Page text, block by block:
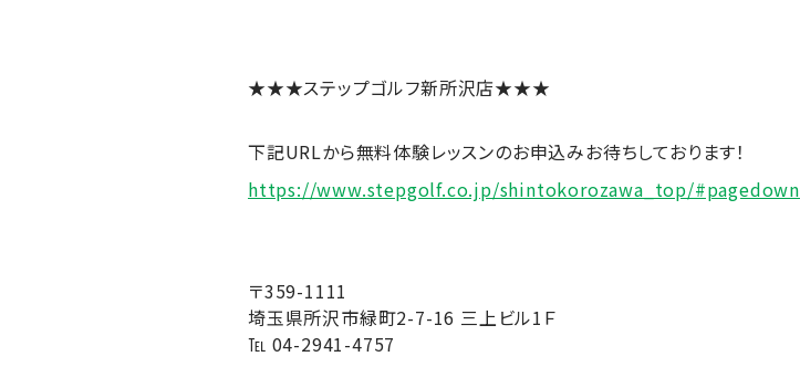
★★★ステップゴルフ新所沢店★★★
下記URLから無料体験レッスンのお申込みお待ちしております！
https://www.stepgolf.co.jp/shintokorozawa_top/#pagedown
〒359-1111
埼玉県所沢市緑町2-7-16 三上ビル1Ｆ
℡ 04-2941-4757